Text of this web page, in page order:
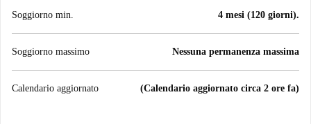
Soggiorno min. 4 mesi (120 giorni).
Soggiorno massimo Nessuna permanenza massima
Calendario aggiornato (Calendario aggiornato circa 2 ore fa)